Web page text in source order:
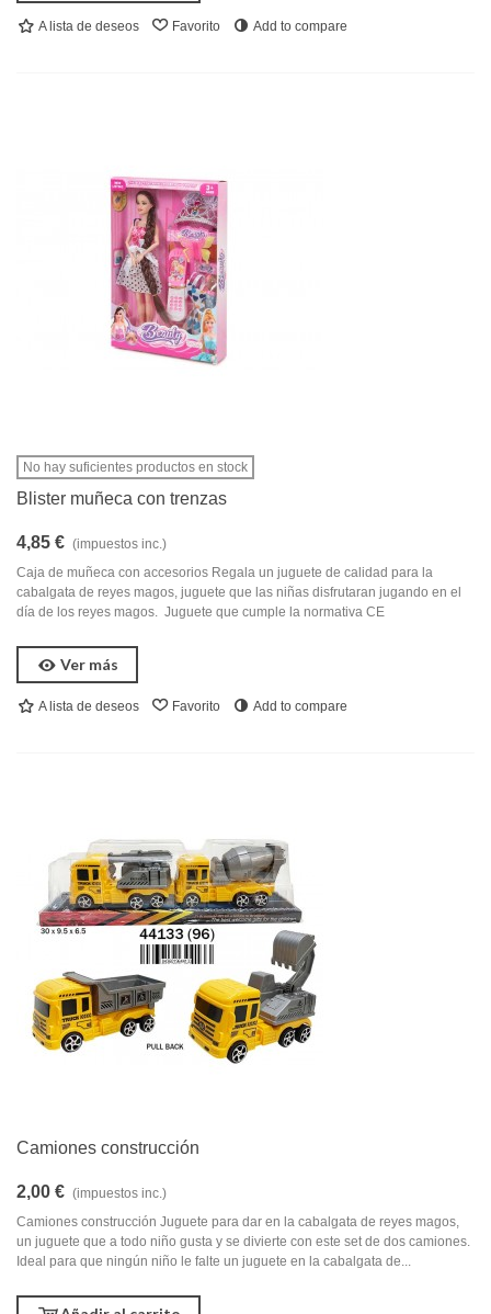
A lista de deseos Favorito Add to compare
No hay suficientes productos en stock
Blister muñeca con trenzas
4,85 € (impuestos inc.)
Caja de muñeca con accesorios Regala un juguete de calidad para la
cabalgata de reyes magos, juguete que las niñas disfrutaran jugando en el
día de los reyes magos. Juguete que cumple la normativa CE
Ver más
A lista de deseos Favorito Add to compare
Camiones construcción
2,00 € (impuestos inc.)
Camiones construcción Juguete para dar en la cabalgata de reyes magos,
un juguete que a todo niño gusta y se divierte con este set de dos camiones.
Ideal para que ningún niño le falte un juguete en la cabalgata de...